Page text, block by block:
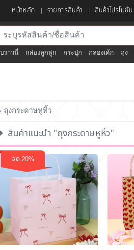
หน้าหลัก รายการสินค้า สินค้าโปรโมชั่น
ราวนี่ กล่องลูกฟูก กระปุก กล่องเค้ก ถุง
ถุงกระดาษหูหิ้ว
สินค้าแนะนำ "ถุงกระดาษหูหิ้ว"
ลด 20%